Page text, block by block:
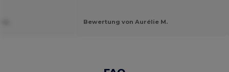
Bewertung von Aurélie M.